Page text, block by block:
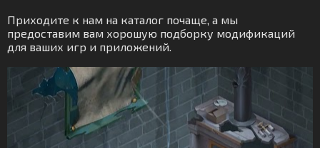
Приходите к нам на каталог почаще, а мы
предоставим вам хорошую подборку модификаций
для ваших игр и приложений.